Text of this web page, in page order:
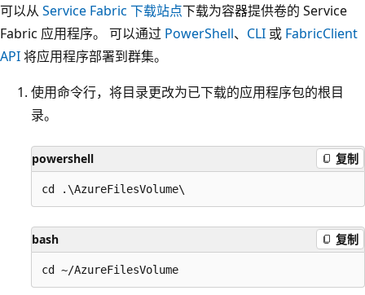
可以从 Service Fabric 下载站点下载为容器提供卷的 Service
Fabric 应用程序。 可以通过 PowerShell、 CLI 或 FabricClient
API将应用程序部署到群集。
使用命令行，将目录更改为已下载的应用程序包的根目
录。
powershell 复制
bash 复制